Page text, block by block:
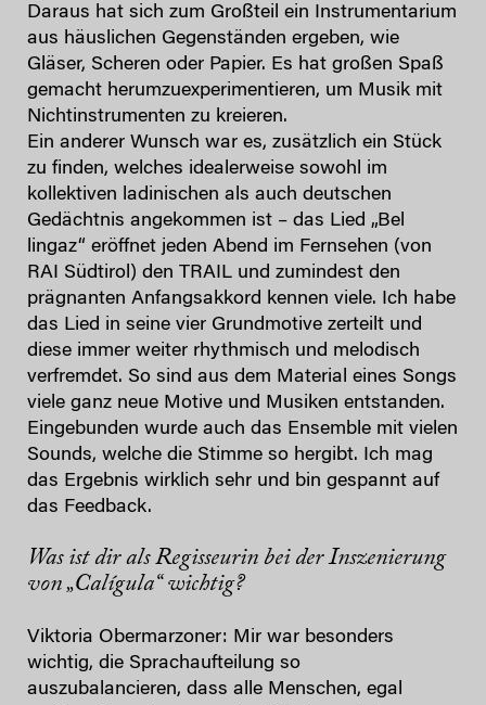
Daraus hat sich zum Großteil ein Instrumentarium
aus häuslichen Gegenständen ergeben, wie
Gläser, Scheren oder Papier. Es hat großen Spaß
gemacht herumzuexperimentieren, um Musik mit
Nichtinstrumenten zu kreieren.
Ein anderer Wunsch war es, zusätzlich ein Stück
zu finden, welches idealerweise sowohl im
kollektiven ladinischen als auch deutschen
Gedächtnis angekommen ist – das Lied „Bel
lingaz“ eröffnet jeden Abend im Fernsehen (von
RAI Südtirol) den TRAIL und zumindest den
prägnanten Anfangsakkord kennen viele. Ich habe
das Lied in seine vier Grundmotive zerteilt und
diese immer weiter rhythmisch und melodisch
verfremdet. So sind aus dem Material eines Songs
viele ganz neue Motive und Musiken entstanden.
Eingebunden wurde auch das Ensemble mit vielen
Sounds, welche die Stimme so hergibt. Ich mag
das Ergebnis wirklich sehr und bin gespannt auf
das Feedback.
Was ist dir als Regisseurin bei der Inszenierung
von „Calígula“ wichtig?
Viktoria Obermarzoner: Mir war besonders
wichtig, die Sprachaufteilung so
auszubalancieren, dass alle Menschen, egal